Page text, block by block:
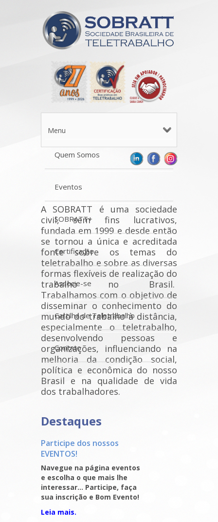
Quem Somos
Eventos
SOBRATT+
Certificação
Associe-se
Cartilha de Teletrabalho
Contato
Menu
A SOBRATT é uma sociedade
civil, sem fins lucrativos,
fundada em 1999 e desde então
se tornou a única e acreditada
fonte sobre os temas do
teletrabalho e sobre as diversas
formas flexíveis de realização do
trabalho no Brasil.
Trabalhamos com o objetivo de
disseminar o conhecimento do
mundo do trabalho à distância,
especialmente o teletrabalho,
desenvolvendo pessoas e
organizações, influenciando na
melhoria da condição social,
política e econômica do nosso
Brasil e na qualidade de vida
dos trabalhadores.
Destaques
Participe dos nossos
EVENTOS!
Navegue na página eventos
e escolha o que mais lhe
interessar… Participe, faça
sua inscrição e Bom Evento!
Leia mais.